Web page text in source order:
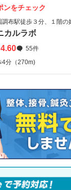
ンをチェック
布駅徒歩３分、１階の
カルラボ
4.60
55件
4分（270m)